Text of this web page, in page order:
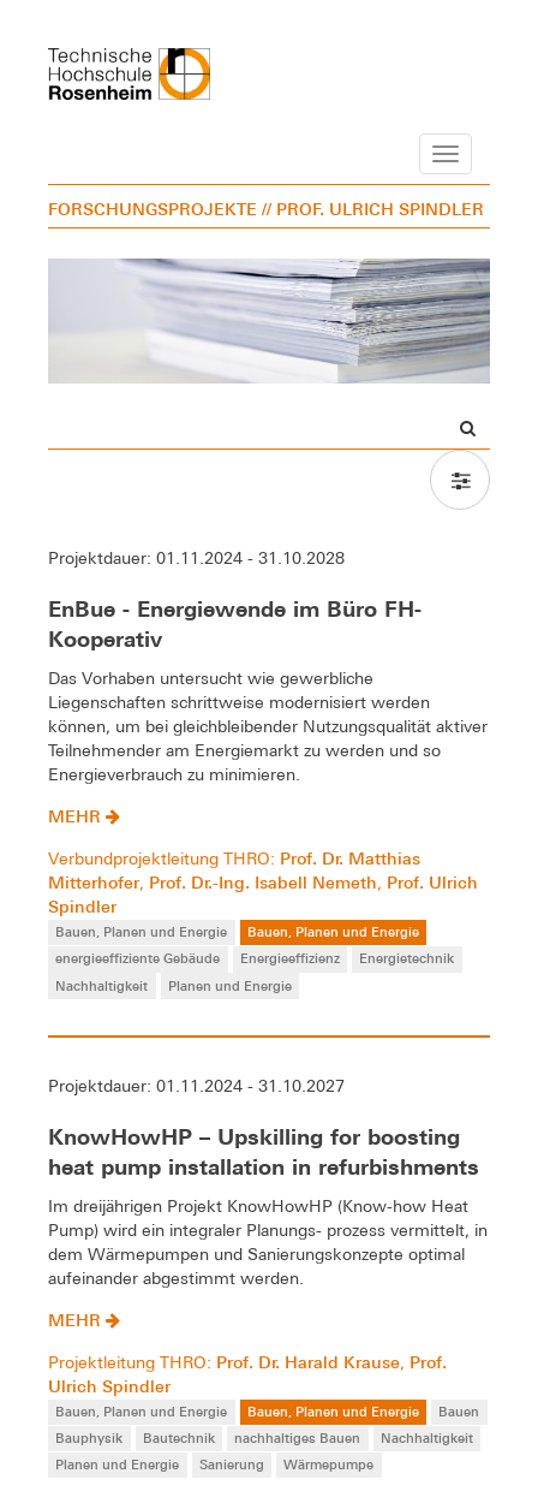
Navigation
FORSCHUNGSPROJEKTE // PROF. ULRICH SPINDLER
Projektdauer: 01.11.2024 - 31.10.2028
EnBue - Energiewende im Büro FH-
Kooperativ
Das Vorhaben untersucht wie gewerbliche
Liegenschaften schrittweise modernisiert werden
können, um bei gleichbleibender Nutzungsqualität aktiver
Teilnehmender am Energiemarkt zu werden und so
Energieverbrauch zu minimieren.
MEHR
Verbundprojektleitung THRO: Prof. Dr. Matthias
Mitterhofer, Prof. Dr.-Ing. Isabell Nemeth, Prof. Ulrich
Spindler
Bauen, Planen und Energie
Bauen, Planen und Energie
energieeffiziente Gebäude
Energieeffizienz
Energietechnik
Nachhaltigkeit
Planen und Energie
Projektdauer: 01.11.2024 - 31.10.2027
KnowHowHP – Upskilling for boosting
heat pump installation in refurbishments
Im dreijährigen Projekt KnowHowHP (Know-how Heat
Pump) wird ein integraler Planungs- prozess vermittelt, in
dem Wärmepumpen und Sanierungskonzepte optimal
aufeinander abgestimmt werden.
MEHR
Projektleitung THRO: Prof. Dr. Harald Krause, Prof.
Ulrich Spindler
Bauen, Planen und Energie Bauen, Planen und Energie
Bauen
Bauphysik
Bautechnik nachhaltiges Bauen
Nachhaltigkeit
Planen und Energie
Sanierung Wärmepumpe